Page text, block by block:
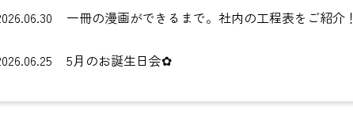
一冊の漫画ができるまで。社内の工程表をご紹介！
5月のお誕生日会✿